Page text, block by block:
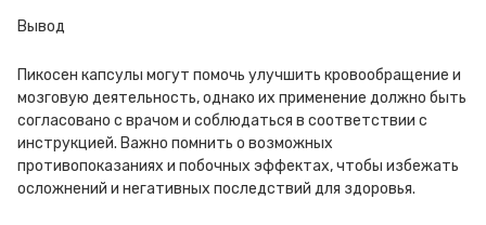
Вывод
Пикосен капсулы могут помочь улучшить кровообращение и
мозговую деятельность, однако их применение должно быть
согласовано с врачом и соблюдаться в соответствии с
инструкцией. Важно помнить о возможных
противопоказаниях и побочных эффектах, чтобы избежать
осложнений и негативных последствий для здоровья.